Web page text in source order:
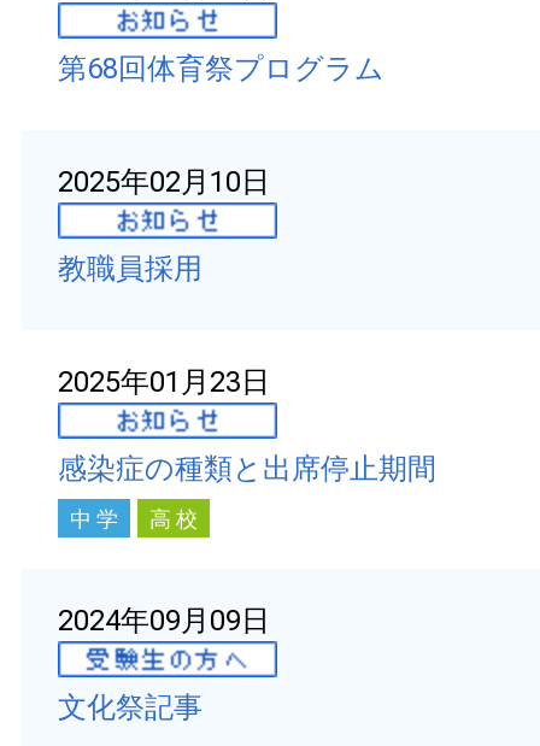
第68回体育祭プログラム
2025年02月10日
教職員採用
2025年01月23日
感染症の種類と出席停止期間
中 学 高 校
2024年09月09日
文化祭記事